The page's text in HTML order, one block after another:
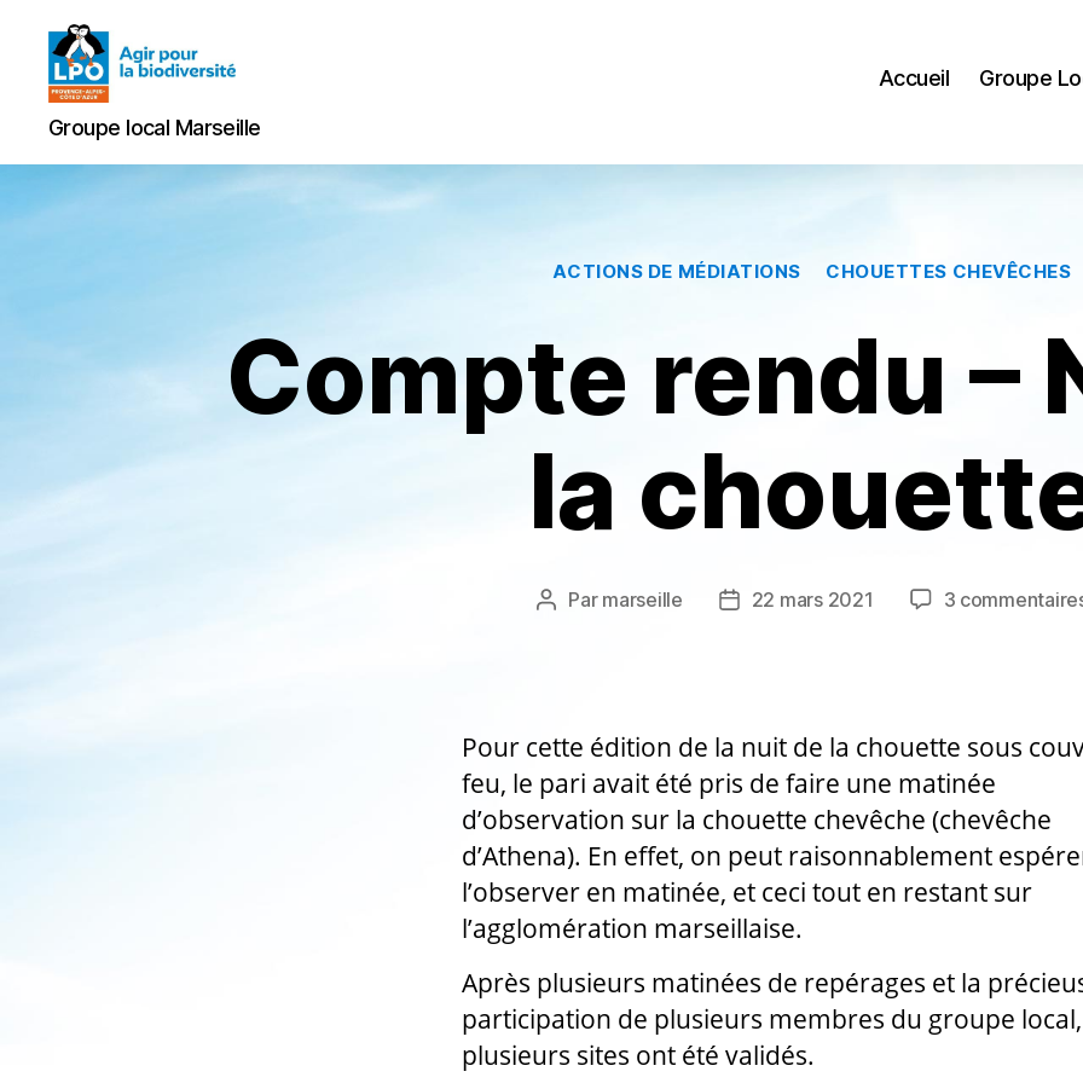
Groupe
local
Marseille
Groupe local Marseille
Accueil Groupe
Catégories
ACTIONS DE MÉDIATIONS CHOUETTES CHEVÊCHES
Compte rendu –
la
Auteur
Par marseille
Date22 mars 2021 3
Pour cette édition de la nuit de la chouette sous
feu, le pari avait été pris de faire une matinée
d’observation sur la chouette chevêche (chevêche
d’Athena). En effet, on peut raisonnablement
l’observer en matinée, et ceci tout en restant sur
l’agglomération marseillaise.
Après plusieurs matinées de repérages et la
participation de plusieurs membres du groupe local,
plusieurs sites ont été validés.